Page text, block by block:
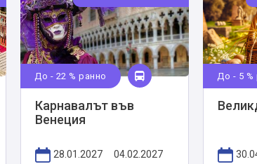
До - 22 % ранно
Карнавалът във
Венеция
28.01.2027 04.02.2027
До - 5 %